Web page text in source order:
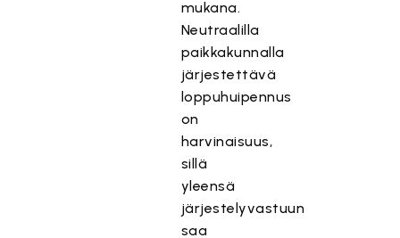
mukana.
Neutraalilla
paikkakunnalla
järjestettävä
loppuhuipennus
on
harvinaisuus,
sillä
yleensä
järjestelyvastuun
saa